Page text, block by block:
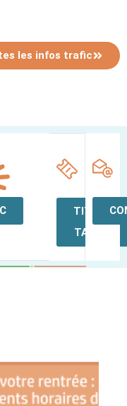
les infos trafic
TITRES
ET
TARIFS